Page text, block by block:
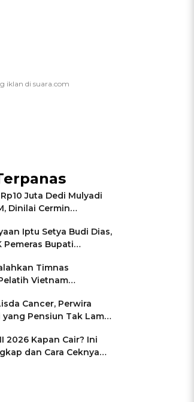
Juta Dedi Mulyadi
Dinilai Cermin
Jamin Keamanan
Iptu Setya Budi Dias,
Pemeras Bupati
Timnas
Vietnam
Jimat di Pakansari
Cancer, Perwira
Pensiun Tak Lama
2026 Kapan Cair? Ini
dan Cara Ceknya
Hangus!